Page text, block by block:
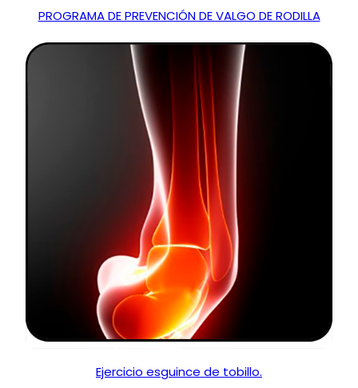
PROGRAMA DE PREVENCIÓN DE VALGO DE RODILLA
Ejercicio esguince de tobillo.